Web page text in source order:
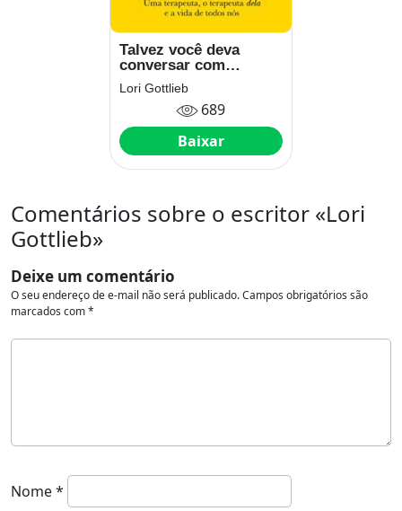
Talvez você deva
conversar com
alguém: Uma
terapeuta, o terapeuta
dela e a vida de todos
nós
Lori Gottlieb
689
Baixar
Comentários sobre o escritor «Lori
Gottlieb»
Deixe um comentário
O seu endereço de e-mail não será publicado.Campos obrigatórios são
marcados com*
Nome*